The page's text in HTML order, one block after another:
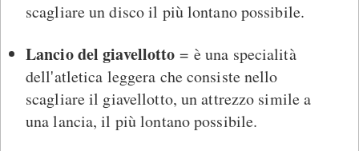
scagliare un disco il più lontano possibile.
Lancio del giavellotto = è una specialità
dell'atletica leggera che consiste nello
scagliare il giavellotto, un attrezzo simile a
una lancia, il più lontano possibile.